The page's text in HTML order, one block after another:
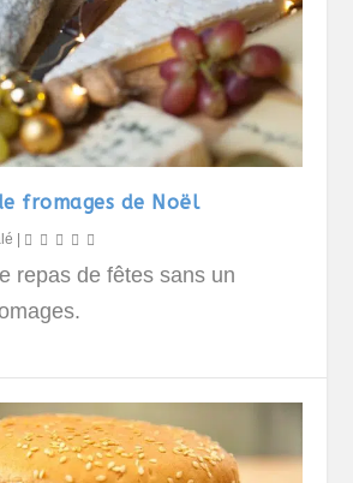
fromages de Noël
|
repas de fêtes sans un